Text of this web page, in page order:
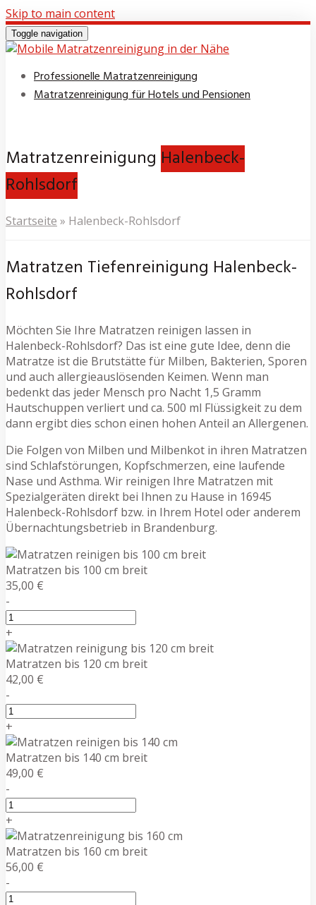
Skip to main content
Toggle navigation
Professionelle Matratzenreinigung
Matratzenreinigung für Hotels und Pensionen
Matratzenreinigung Halenbeck-
Rohlsdorf
Startseite » Halenbeck-Rohlsdorf
Matratzen Tiefenreinigung Halenbeck-
Rohlsdorf
Möchten Sie Ihre Matratzen reinigen lassen in
Halenbeck-Rohlsdorf? Das ist eine gute Idee, denn die
Matratze ist die Brutstätte für Milben, Bakterien, Sporen
und auch allergieauslösenden Keimen. Wenn man
bedenkt das jeder Mensch pro Nacht 1,5 Gramm
Hautschuppen verliert und ca. 500 ml Flüssigkeit zu dem
dann ergibt dies schon einen hohen Anteil an Allergenen.
Die Folgen von Milben und Milbenkot in ihren Matratzen
sind Schlafstörungen, Kopfschmerzen, eine laufende
Nase und Asthma. Wir reinigen Ihre Matratzen mit
Spezialgeräten direkt bei Ihnen zu Hause in 16945
Halenbeck-Rohlsdorf bzw. in Ihrem Hotel oder anderem
Übernachtungsbetrieb in Brandenburg.
Matratzen bis 100 cm breit
35,00 €
-
+
Matratzen bis 120 cm breit
42,00 €
-
+
Matratzen bis 140 cm breit
49,00 €
-
+
Matratzen bis 160 cm breit
56,00 €
-